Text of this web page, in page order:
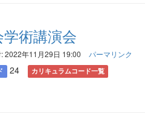
術講演会
: 2022年11月29日 19:00 パーマリンク
24 カリキュラムコード一覧